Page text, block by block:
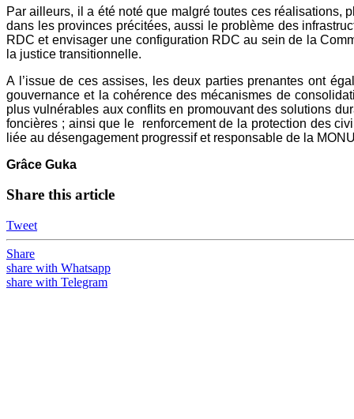
Par ailleurs, il a été noté que malgré toutes ces réalisations,
dans les provinces précitées, aussi le problème des
RDC et envisager une configuration RDC au sein de la
la justice transitionnelle.
A l’issue de ces assises, les deux parties prenantes ont
gouvernance et la cohérence des mécanismes de
plus vulnérables aux conflits en promouvant des solutions
foncières ; ainsi que le renforcement de la protection des
liée au désengagement progressif et responsable de la
Grâce Guka
Share this article
Tweet
Share
share with Whatsapp
share with Telegram